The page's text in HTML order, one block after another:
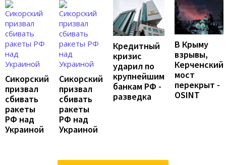
Сикорский
призвал
сбивать
ракеты
РФ над
Украиной
Сикорский
призвал
сбивать
ракеты
РФ над
Украиной
Кредитный
кризис
ударил по
крупнейшим
банкам РФ -
разведка
В Крыму
взрывы,
Керченский
мост
перекрыт -
OSINT